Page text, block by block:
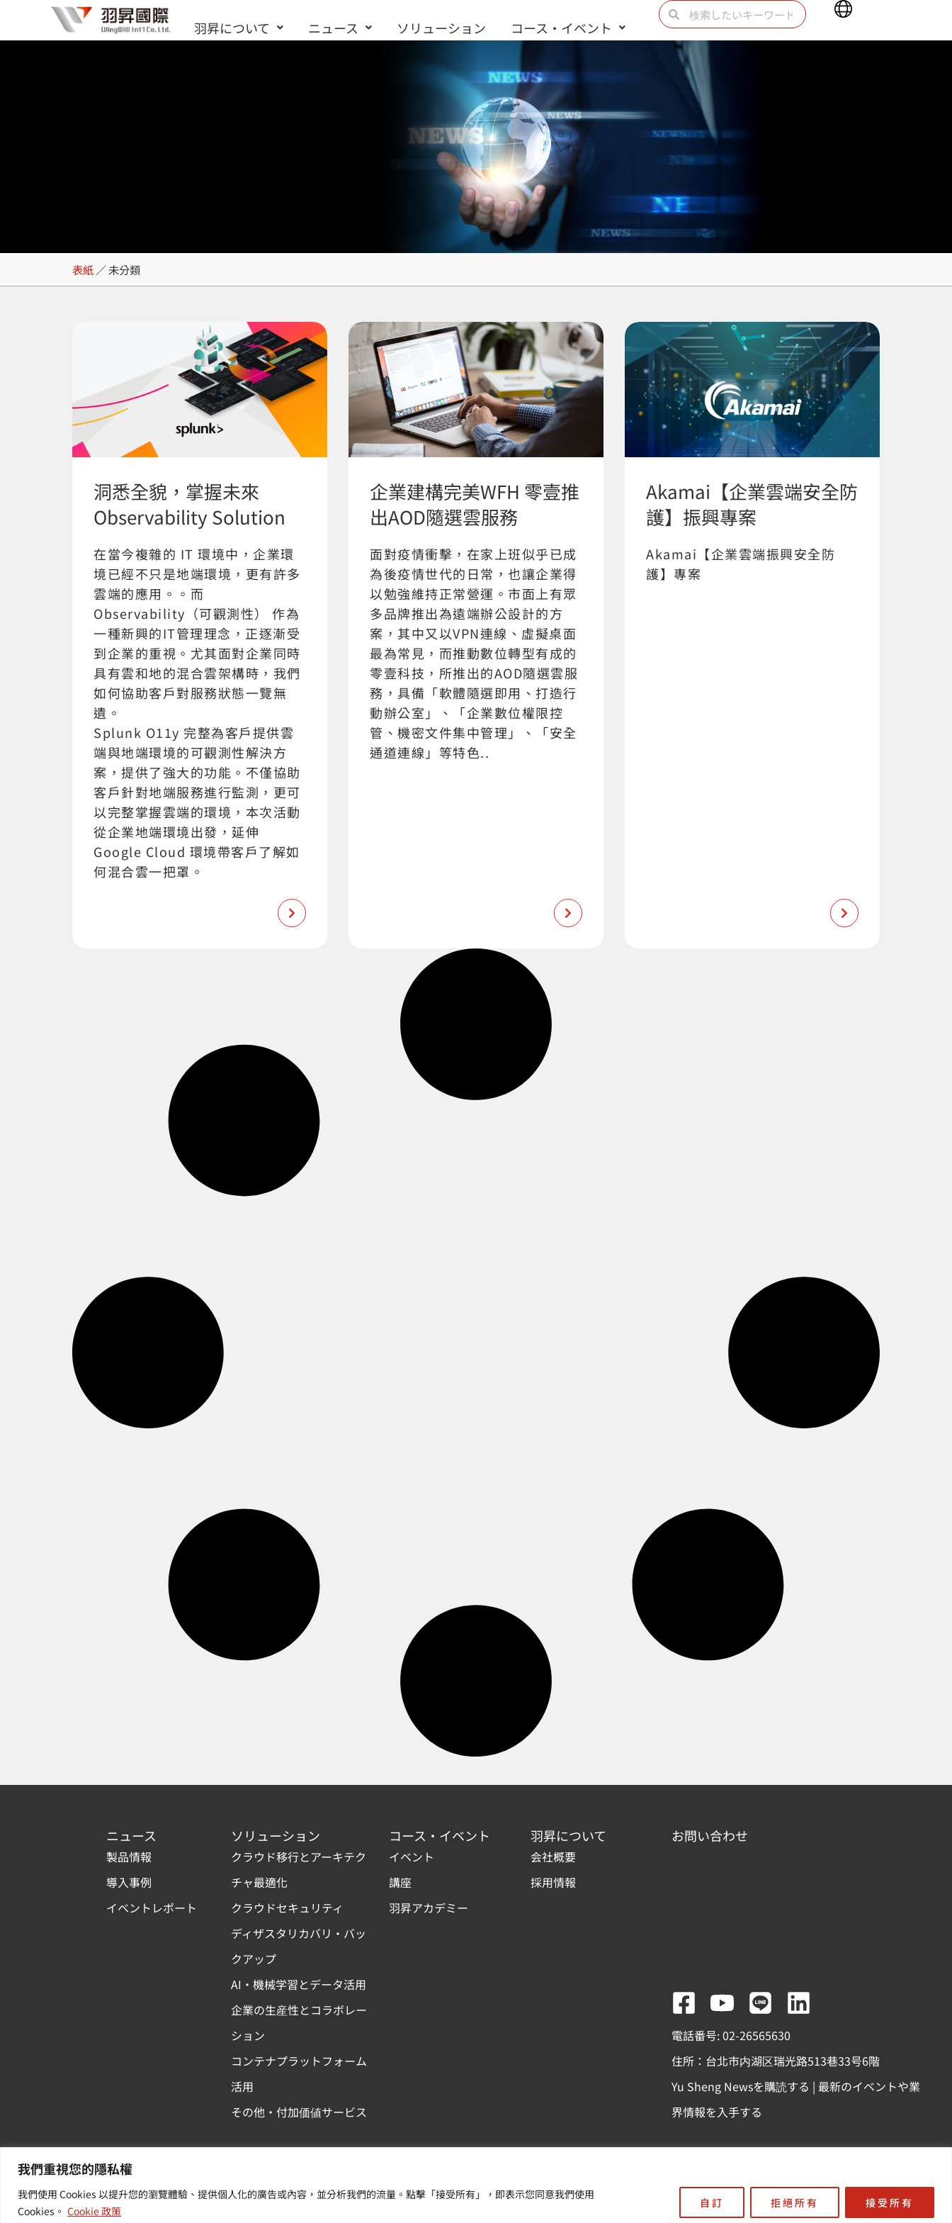
我們重視您的隱私權
我們使用 Cookies 以提升您的瀏覽體驗、提供個人化的廣告或內容，並分析我們的流量。點擊「接受所有」，即表示您同意我們使用
Cookies。 Cookie 政策
自訂 拒絕所有 接受所有
容
羽昇について ニュース ソリューション コース・イベント
検
索 索
Main
Menu
未分類
表紙 ／未分類
洞悉全貌，掌握未來
Observability Solution
在當今複雜的 IT 環境中，企業環
境已經不只是地端環境，更有許多
雲端的應用。。而
Observability（可觀測性） 作為
一種新興的IT管理理念，正逐漸受
到企業的重視。尤其面對企業同時
具有雲和地的混合雲架構時，我們
如何協助客戶對服務狀態一覽無
遺。
Splunk O11y 完整為客戶提供雲
端與地端環境的可觀測性解決方
案，提供了強大的功能。不僅協助
客戶針對地端服務進行監測，更可
以完整掌握雲端的環境，本次活動
從企業地端環境出發，延伸
Google Cloud 環境帶客戶了解如
何混合雲一把罩。
企業建構完美WFH 零壹推
出AOD隨選雲服務
面對疫情衝擊，在家上班似乎已成
為後疫情世代的日常，也讓企業得
以勉強維持正常營運。市面上有眾
多品牌推出為遠端辦公設計的方
案，其中又以VPN連線、虛擬桌面
最為常見，而推動數位轉型有成的
零壹科技，所推出的AOD隨選雲服
務，具備「軟體隨選即用、打造行
動辦公室」、「企業數位權限控
管、機密文件集中管理」、「安全
通道連線」等特色..
Akamai【企業雲端安全防
護】振興專案
Akamai【企業雲端振興安全防
護】專案
ニュース
製品情報
導入事例
イベントレポート
ソリューション
クラウド移行とアーキテク
チャ最適化
クラウドセキュリティ
ディザスタリカバリ・バッ
クアップ
AI・機械学習とデータ活用
企業の生産性とコラボレー
ション
コンテナプラットフォーム
活用
その他・付加価値サービス
コース・イベント
イベント
講座
羽昇アカデミー
羽昇について
会社概要
採用情報
お問い合わせ
F
a
c
e
b
o
o
-
Y
o
u
t
u
b
e
L
i
n
e
L
n
k
e
i
電話番号: 02-26565630
住所：台北市内湖区瑞光路513巷33号6階
Yu Sheng Newsを購読する | 最新のイベントや業
界情報を入手する